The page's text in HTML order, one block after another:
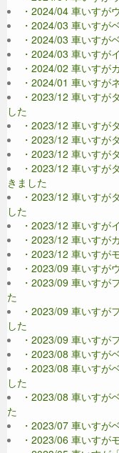
・2024/04 車いすが
・2024/03 車いすが
・2024/03 車いすが
・2024/03 車いすが
・2024/02 車いすが
・2024/01 車いすが
・2023/12 車いすが
した
・2023/12 車いすが
・2023/12 車いすが
・2023/12 車いすが
・2023/12 車いすが
きました
・2023/12 車いすが
した
・2023/12 車いすが
・2023/12 車いすが
・2023/12 車いすが
・2023/09 車いすが
・2023/09 車いすが
た
・2023/09 車いすが
した
・2023/09 車いすが
・2023/08 車いすが
・2023/08 車いすが
した
・2023/08 車いすが
た
・2023/07 車いすが
・2023/06 車いすが